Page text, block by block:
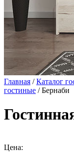
Главная /Каталог
гостиные / Бернаби
Цена: